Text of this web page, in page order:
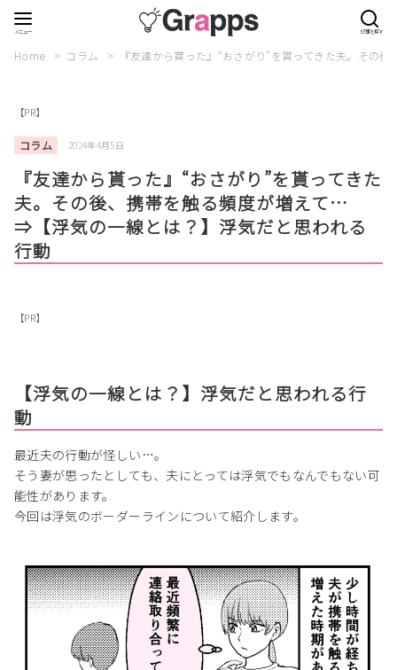
Home コラム 『友達から貰った』“おさがり”を貰ってきた夫。そ
【PR】
コラム 2024年4月5日
『友達から貰った』“おさがり”を貰ってきた
夫。その後、携帯を触る頻度が増えて…
⇒【浮気の一線とは？】浮気だと思われる
行動
【PR】
【浮気の一線とは？】浮気だと思われる行
動
最近夫の行動が怪しい…。
そう妻が思ったとしても、夫にとっては浮気でもなんでもない可
能性があります。
今回は浮気のボーダーラインについて紹介します。